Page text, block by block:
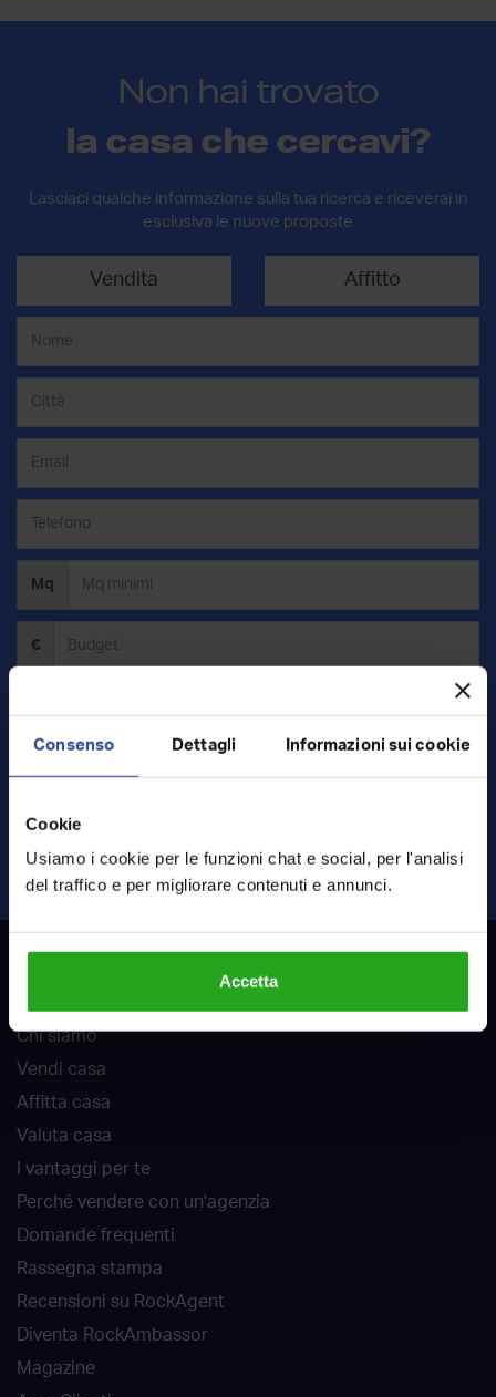
Consenso Dettagli Informazioni sui cookie
Cookie
Usiamo i cookie per le funzioni chat e social, per l'analisi
del traffico e per migliorare contenuti e annunci.
Accetta
Non hai trovato
la casa che cercavi?
Lasciaci qualche informazione sulla tua ricerca e riceverai in
esclusiva le nuove proposte
Vendita Affitto
Mq
€
INVIA RICHIESTA
RockAgent
Chi siamo
Vendi casa
Affitta casa
Valuta casa
I vantaggi per te
Perché vendere con un'agenzia
Domande frequenti
Rassegna stampa
Recensioni su RockAgent
Diventa RockAmbassor
Magazine